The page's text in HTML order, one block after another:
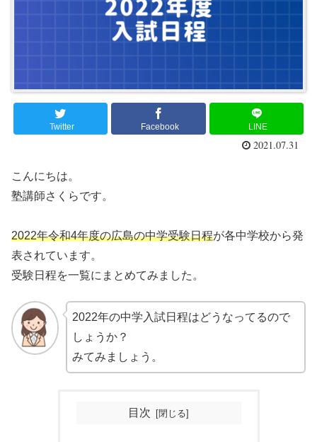
Twitter Facebook LINE
2021.07.31
こんにちは。
塾講師さくらです。
2022年令和4年度の広島の中学受験日程が各中学校から発
表されています。
受験日程を一覧にまとめてみました。
2022年の中学入試日程はどうなってるので
しょうか？
みてみましょう。
目次